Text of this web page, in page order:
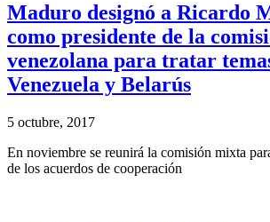
Maduro designó a Ricardo
como presidente de la
venezolana para tratar
Venezuela y Belarús
5 octubre, 2017
En noviembre se reunirá la comisión mixta
de los acuerdos de cooperación